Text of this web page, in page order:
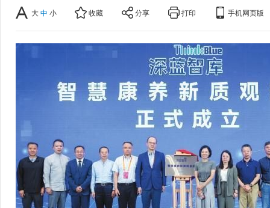
大 中 小 收藏 分享 打印 手机网页版